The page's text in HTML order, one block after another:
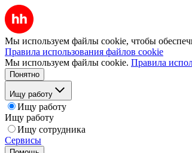
Мы используем файлы cookie, чтобы
Правила использования файлов cookie
Мы используем файлы cookie. Правила
Понятно
Ищу работу
Ищу работу
Ищу работу
Ищу сотрудника
Сервисы